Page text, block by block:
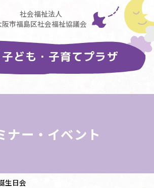
社会福祉法人
阪市福島区社会福祉協議会
ども・子育てプラザ
ナー・イベント
生日会